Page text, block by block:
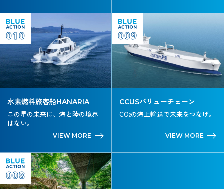
010
水素燃料旅客船HANARIA
この星の未来に、海と陸の境界
はない。
VIEW MORE
009
CCUSバリューチェーン
CO2の海上輸送で未来をつなげ。
VIEW MORE
008